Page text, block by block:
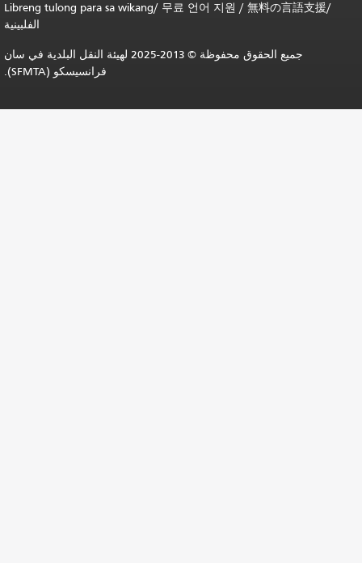
無料
/
무료 언어 지원
/
Libreng tulong para sa wikang
جميع الحقوق محفوظة © 2013-2025 لهيئة النقل البلدية في سان